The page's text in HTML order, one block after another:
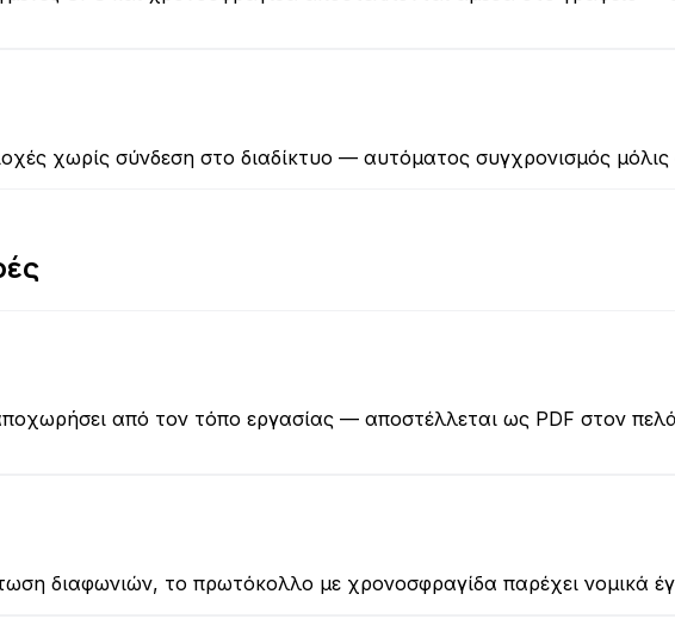
χωρίς σύνδεση στο διαδίκτυο — αυτόματος συγχρονισμός
από τον τόπο εργασίας — αποστέλλεται ως PDF στον
διαφωνιών, το πρωτόκολλο με χρονοσφραγίδα παρέχει νομικά